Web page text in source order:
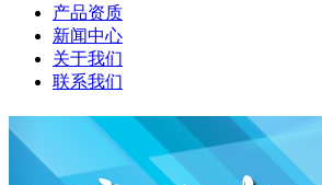
产品资质
新闻中心
关于我们
联系我们